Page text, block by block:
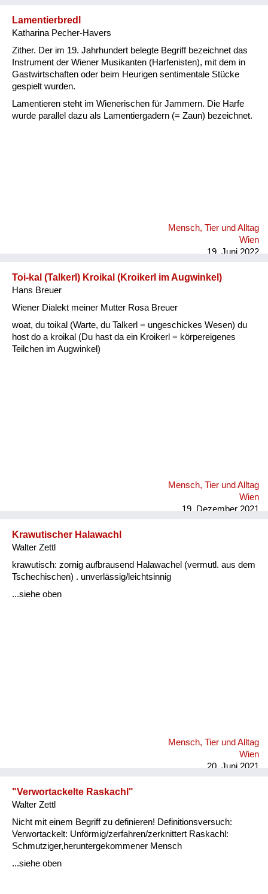
Lamentierbredl
Katharina Pecher-Havers
Zither. Der im 19. Jahrhundert belegte Begriff bezeichnet das
Instrument der Wiener Musikanten (Harfenisten), mit dem in
Gastwirtschaften oder beim Heurigen sentimentale Stücke
gespielt wurden.
Lamentieren steht im Wienerischen für Jammern. Die Harfe
wurde parallel dazu als Lamentiergadern (= Zaun) bezeichnet.
Mensch, Tier und Alltag
Wien
19. Juni 2022
Toi-kal (Talkerl) Kroikal (Kroikerl im Augwinkel)
Hans Breuer
Wiener Dialekt meiner Mutter Rosa Breuer
woat, du toikal (Warte, du Talkerl = ungeschickes Wesen) du
host do a kroikal (Du hast da ein Kroikerl = körpereigenes
Teilchen im Augwinkel)
Mensch, Tier und Alltag
Wien
19. Dezember 2021
Krawutischer Halawachl
Walter Zettl
krawutisch: zornig aufbrausend Halawachel (vermutl. aus dem
Tschechischen) . unverlässig/leichtsinnig
...siehe oben
Mensch, Tier und Alltag
Wien
20. Juni 2021
"Verwortackelte Raskachl"
Walter Zettl
Nicht mit einem Begriff zu definieren! Definitionsversuch:
Verwortackelt: Unförmig/zerfahren/zerknittert Raskachl:
Schmutziger,heruntergekommener Mensch
...siehe oben